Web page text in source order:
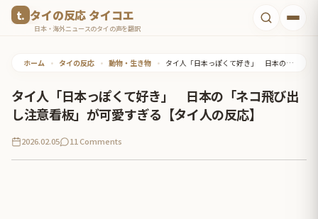
タイの反応 タイコエ
日本・海外ニュースのタイの声を翻訳
ホーム • タイの反応 • 動物・生き物 • タイ人「日本っぽくて好き」 日本の「ネコ飛び出し注意看板」が可愛すぎる【タイ人の反応】
タイ人「日本っぽくて好き」 日本の「ネコ飛び出
し注意看板」が可愛すぎる【タイ人の反応】
2026.02.05 11 Comments